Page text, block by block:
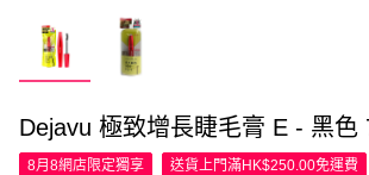
Dejavu 極致增長睫毛膏 E - 黑色
8月8網店限定獨享 送貨上門滿HK$250.00免運費